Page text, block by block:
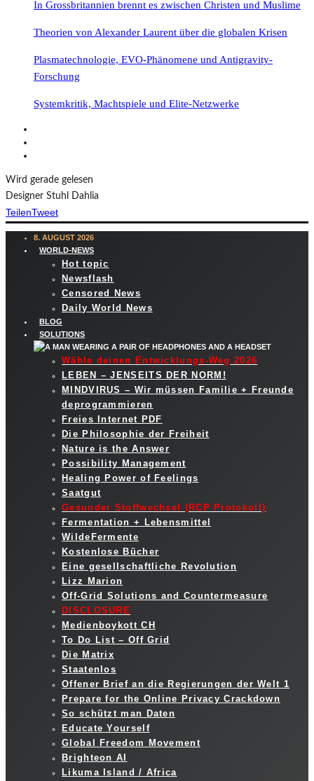
In Grossbritannien brennt es zwischen Christen und Muslime
Theorien von Alexander Laurent über die globalen Krisen
Plasmatechnologie, EVO-Phänomene und Antigravity-
Forschung
Systemkritik, Machtspiele und Elite-Netzwerke
Wird gerade gelesen
Designer Stuhl Dahlia
TeilenTweet
8. AUGUST 2026
WORLD-NEWS
Hot topic
Newsflash
Censored News
Daily World News
BLOG
SOLUTIONS
Wähle deinen Entwicklungs-Weg 2026
LEBEN – JENSEITS DER NORM!
MINDVIRUS – Wir müssen Familie + Freunde
deprogrammieren
Freies Internet PDF
Die Philosophie der Freiheit
Nature is the Answer
Possibility Management
Healing Power of Feelings
Saatgut
Gesunder Stoffwechsel (RCP Protokoll)
Fermentation + Lebensmittel
WildeFermente
Kostenlose Bücher
Eine gesellschaftliche Revolution
Lizz Marion
Off-Grid Solutions and Countermeasure
DISCLOSURE
Medienboykott CH
To Do List – Off Grid
Die Matrix
Staatenlos
Offener Brief an die Regierungen der Welt 1
Prepare for the Online Privacy Crackdown
So schützt man Daten
Educate Yourself
Global Freedom Movement
Brighteon AI
Likuma Island / Africa